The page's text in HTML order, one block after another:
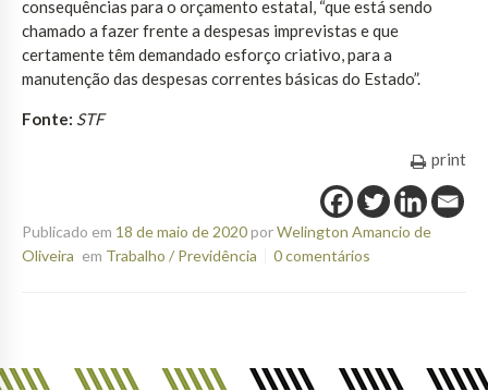
consequências para o orçamento estatal, “que está sendo
chamado a fazer frente a despesas imprevistas e que
certamente têm demandado esforço criativo, para a
manutenção das despesas correntes básicas do Estado”.
Fonte: STF
print
Publicado em 18 de maio de 2020porWelington Amancio de
Oliveira em Trabalho / Previdência 0 comentários